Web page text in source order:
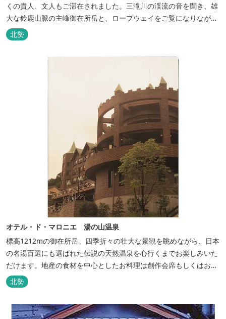
くの貴人、文人もご滞在されました。三滝川の渓流の音を聞き、雄
大な鈴鹿山脈の主峰御在所岳と、ロープウェイをご覧になりながら
お入りいただく露天風呂は気持ちがいいです。 また、庭園にある昭
和初期の離れの客間を改装した貸切風呂（６タイプ）はレトロクラ
北勢
オテル・ド・マロニエ 湯の山温泉
標高1212mの御在所岳。四季折々の壮大な景観を眺めながら、日本
の名湯百選にも選ばれた伝説の天然温泉を心行くまでお楽しみいた
だけます。地産の食材を中心としたお料理は創作会席もしくはお箸
でもお楽しみいただける本格フレンチをお選びいただけ、会席・フ
レンチコースとも同じテーブルにてご賞味いただけます。また館内
していただける会員制リゾートホ...
北勢